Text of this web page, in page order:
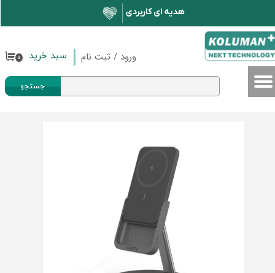
ورود / ثبت نام
حساب کاربری من
تغییر گذر واژه
سفارشات
جستجو
۰ سبد خرید